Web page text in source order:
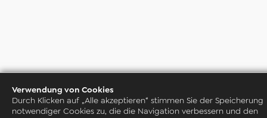
Verwendung von Cookies
Durch Klicken auf „Alle akzeptieren“ stimmen Sie der Speicherung
notwendiger Cookies zu, die die Navigation verbessern und den